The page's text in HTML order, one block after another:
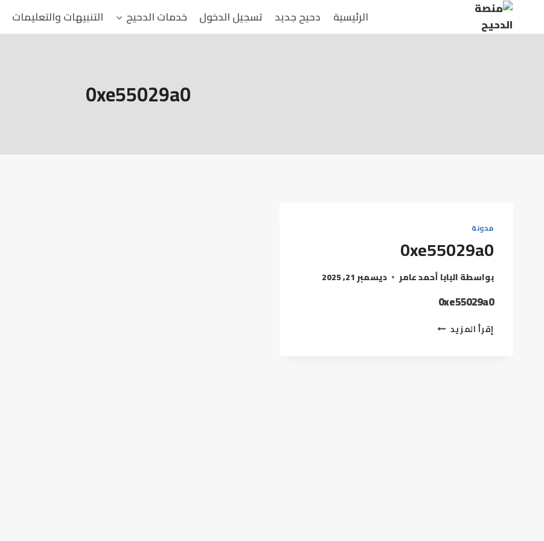
الرئيسية دحيح جديد تسجيل الدخول خدمات الدحيح التنبيهات والتعليمات
0xe55029a0
مدونة
0xe55029a0
بواسطةالبابا أحمد عامر ديسمبر 21, 2025
0xe55029a0
إقرأ المزيد